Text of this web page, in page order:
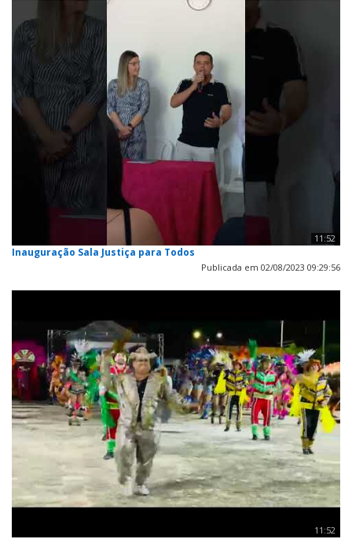
11:52
Inauguração Sala Justiça para Todos
Publicada em 02/08/2023 09:29:56
11:52